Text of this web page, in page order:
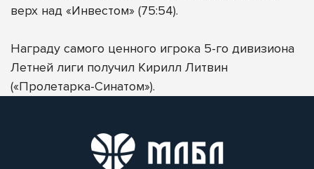
верх над «Инвестом» (75:54).
Награду самого ценного игрока 5-го дивизиона
Летней лиги получил Кирилл Литвин
(«Пролетарка-Синатом»).